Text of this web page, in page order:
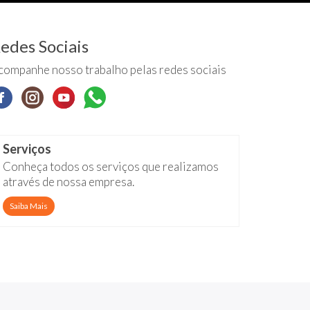
Sociais
nosso trabalho pelas redes sociais
Serviços
Conheça todos os serviços que realizamos
através de nossa empresa.
Saiba Mais